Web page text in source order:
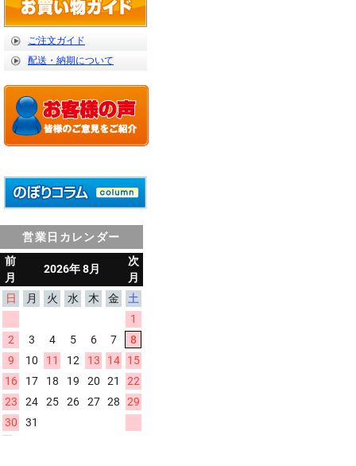
ご注文ガイド
配送・納期について
営業日カレンダー